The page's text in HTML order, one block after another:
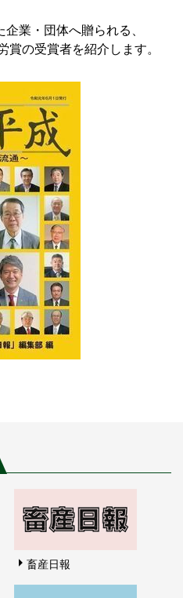
業・団体へ贈られる、
の受賞者を紹介します。
畜産日報